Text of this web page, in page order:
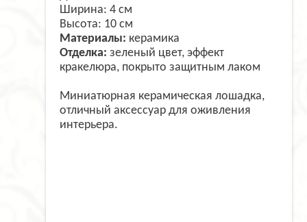
Ширина: 4 см
Высота: 10 см
Материалы: керамика
Отделка: зеленый цвет, эффект
кракелюра, покрыто защитным лаком
Миниатюрная керамическая лошадка,
отличный аксессуар для оживления
интерьера.